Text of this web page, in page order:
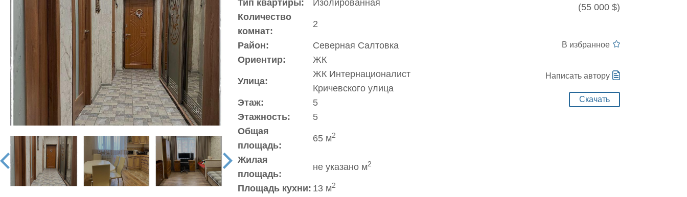
"Аверс"
prev
next
Тип квартиры:
Изолированная
Количество
комнат:
2
Район:
Северная Салтовка
Ориентир:
ЖК
Улица:
ЖК Интернационалист
Кричевского улица
Этаж:
5
Этажность:
5
Общая
площадь:
65 м2
Жилая
площадь:
не указано м2
Площадь кухни: 13 м2
(55 000 $)
В избранное
Написать автору
Скачать